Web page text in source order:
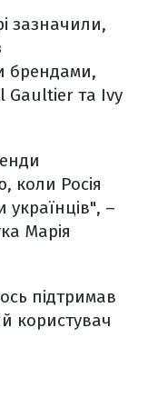
зазначили,
брендами,
Gaultier та Ivy
коли Росія
–
Марія
підтримав
користувач